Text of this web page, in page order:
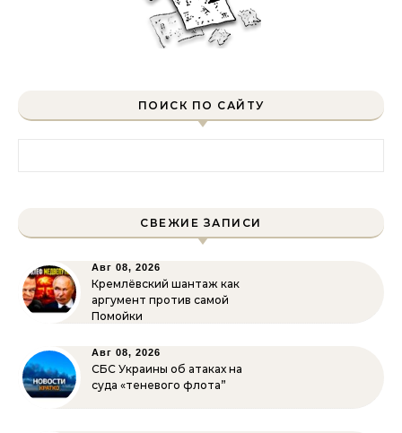
ПОИСК ПО САЙТУ
СВЕЖИЕ ЗАПИСИ
Авг 08, 2026
Кремлёвский шантаж как
аргумент против самой
Помойки
Авг 08, 2026
СБС Украины об атаках на
суда «теневого флота”